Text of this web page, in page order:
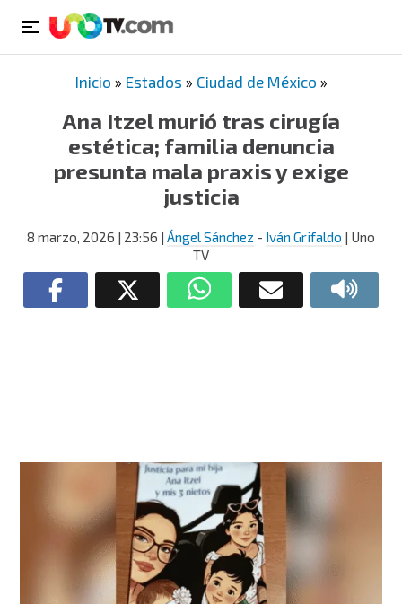
Inicio » Estados » Ciudad de México »
Ana Itzel murió tras cirugía
estética; familia denuncia
presunta mala praxis y exige
justicia
8 marzo, 2026 | 23:56 | Ángel Sánchez - Iván Grifaldo | Uno
TV